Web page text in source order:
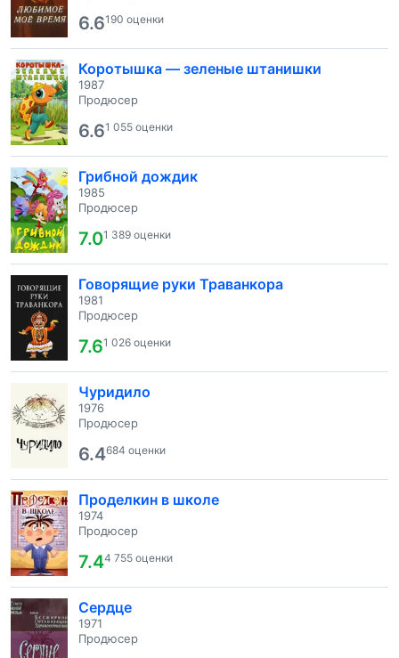
6.6190 оценки
Коротышка — зеленые штанишки
1987
Продюсер
6.61 055 оценки
Грибной дождик
1985
Продюсер
7.01 389 оценки
Говорящие руки Траванкора
1981
Продюсер
7.61 026 оценки
Чуридило
1976
Продюсер
6.4684 оценки
Проделкин в школе
1974
Продюсер
7.44 755 оценки
Сердце
1971
Продюсер